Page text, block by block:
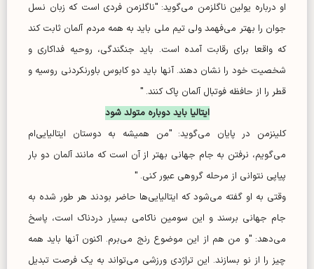
او درباره یولین ناگلزمن می‌گوید: "ناگلزمن فردی است که زبان نسل
جوان را بهتر می‌فهمد ولی تیم ملی باید به همه مردم آلمان ثابت کند
که واقعا برای رقابت آمده است. باید جنگندگی، روحیه فداکاری و
شخصیت خود را نشان دهند. آنها باید دو کابوس باورنکردنی روسیه و
قطر را از حافظه فوتبال آلمان پاک کنند. "
ایتالیا باید دوباره متولد شود
کلینزمن در پایان می‌گوید: "من همیشه به دوستان ایتالیایی‌ام
می‌گویم، نرفتن به جام جهانی بهتر از آن است که مانند آلمان دو بار
پیاپی نتوانی از مرحله گروهی عبور کنی. "
وقتی به او گفته می‌شود که ایتالیایی‌ها حاضر بودند هر طور شده به
جام جهانی برسند و این سومین ناکامی بسیار دردناک است، پاسخ
می‌دهد: "و من هم از این موضوع رنج می‌برم. اکنون آ‌نها باید همه
چیز را از نو بسازند. این تراژدی ورزشی می‌تواند به یک فرصت تبدیل